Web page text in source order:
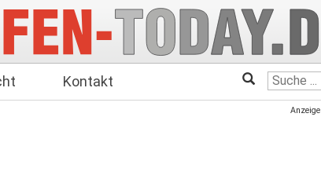
Kontakt
Anzeige